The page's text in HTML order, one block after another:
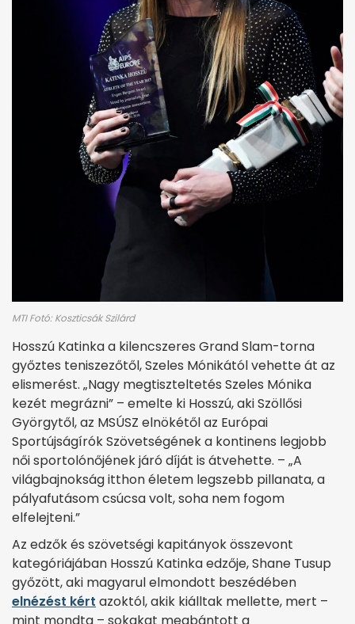
MTI Fotó: Koszticsák Szilárd
Hosszú Katinka a kilencszeres Grand Slam-torna
győztes teniszezőtől, Szeles Mónikától vehette át az
elismerést. „Nagy megtiszteltetés Szeles Mónika
kezét megrázni” – emelte ki Hosszú, aki Szöllősi
Györgytől, az MSÚSZ elnökétől az Európai
Sportújságírók Szövetségének a kontinens legjobb
női sportolónőjének járó díját is átvehette. – „A
világbajnokság itthon életem legszebb pillanata, a
pályafutásom csúcsa volt, soha nem fogom
elfelejteni.”
Az edzők és szövetségi kapitányok összevont
kategóriájában Hosszú Katinka edzője, Shane Tusup
győzött, aki magyarul elmondott beszédében
elnézést kért azoktól, akik kiálltak mellette, mert –